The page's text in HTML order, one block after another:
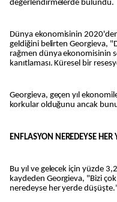
değerlendirmelerde bulundu.
Dünya ekonomisinin
geldiğini belirten Georgieva,
rağmen dünya ekonomisinin
kanıtlaması. Küresel bir
Georgieva, geçen yıl
korkular olduğunu ancak
ENFLASYON NEREDEYSE HER
Bu yıl ve gelecek için yüzde
kaydeden Georgieva, "Bizi
neredeyse her yerde